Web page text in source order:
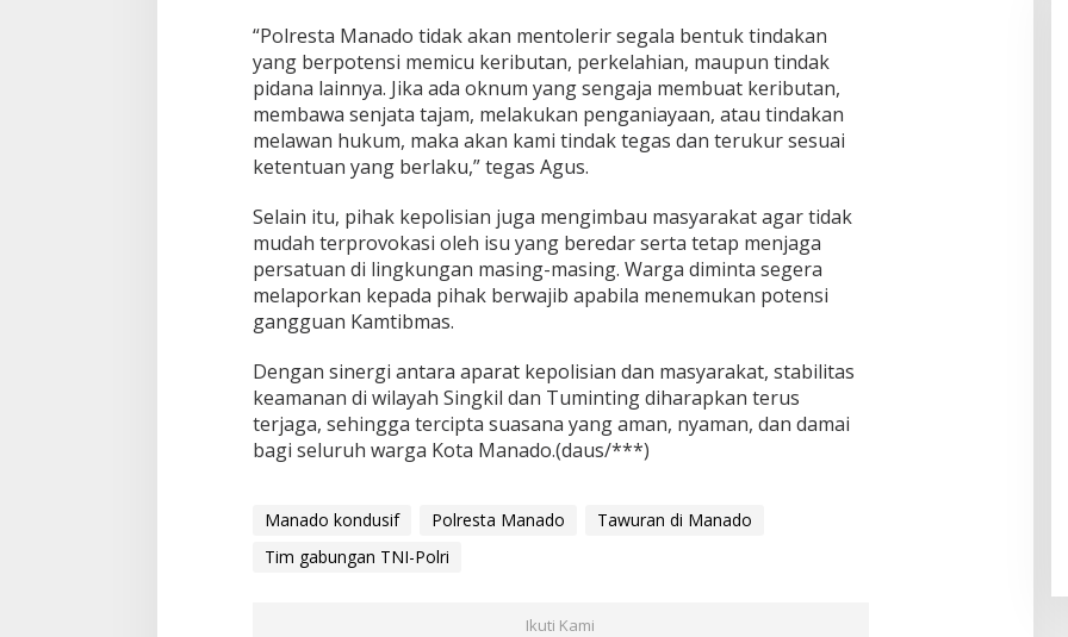
“Polresta Manado tidak akan mentolerir segala bentuk tindakan
yang berpotensi memicu keributan, perkelahian, maupun tindak
pidana lainnya. Jika ada oknum yang sengaja membuat keributan,
membawa senjata tajam, melakukan penganiayaan, atau tindakan
melawan hukum, maka akan kami tindak tegas dan terukur sesuai
ketentuan yang berlaku,” tegas Agus.
Selain itu, pihak kepolisian juga mengimbau masyarakat agar tidak
mudah terprovokasi oleh isu yang beredar serta tetap menjaga
persatuan di lingkungan masing-masing. Warga diminta segera
melaporkan kepada pihak berwajib apabila menemukan potensi
gangguan Kamtibmas.
Dengan sinergi antara aparat kepolisian dan masyarakat, stabilitas
keamanan di wilayah Singkil dan Tuminting diharapkan terus
terjaga, sehingga tercipta suasana yang aman, nyaman, dan damai
bagi seluruh warga Kota Manado.(daus/***)
Manado kondusif Polresta Manado
Tawuran di Manado
Tim gabungan TNI-Polri
Ikuti Kami